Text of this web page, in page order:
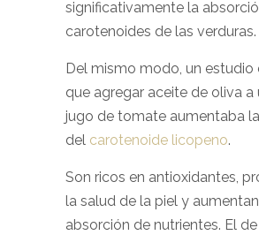
significativamente la
carotenoides de las verduras.
Del mismo modo, un estudio
que agregar aceite de oliva a
jugo de tomate aumentaba
del carotenoide licopeno.
Son ricos en antioxidantes,
la salud de la piel y
absorción de nutrientes. El